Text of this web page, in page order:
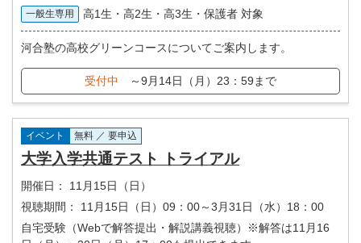
一般生専用 高1生・高2生・高3生・保護者 対象
河合塾の高校グリーンコースについてご案内します。
受付中 ～9月14日（月）23：59まで
イベント 無料 ／ 要申込
大学入学共通テスト トライアル
開催日：
11月15日（日）
視聴期間：
11月15日（日）09：00～3月31日（水）18：00
自宅受験（Webで解答提出・解説講義視聴）※解答は11月16